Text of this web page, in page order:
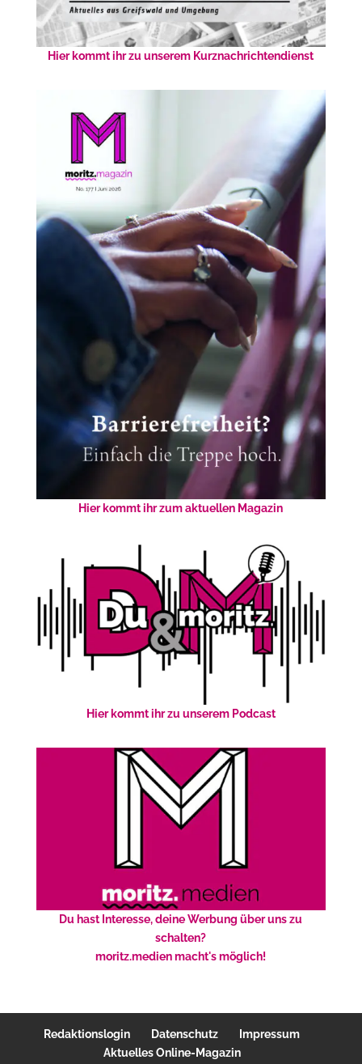
Hier kommt ihr zu unserem Kurznachrichtendienst
Hier kommt ihr zum aktuellen Magazin
Hier kommt ihr zu unserem Podcast
Du hast Interesse, deine Werbung über uns zu
schalten?
moritz.medien macht's möglich!
Redaktionslogin Datenschutz
Impressum
Aktuelles Online-Magazin